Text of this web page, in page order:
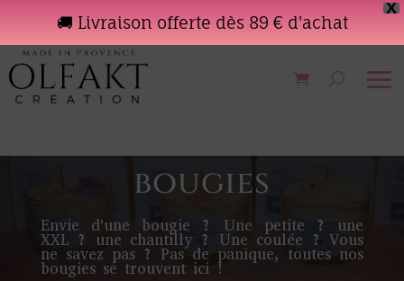
X
🚚 Livraison offerte dès 89 € d'achat
bougies
Envie d'une bougie ? Une petite ? une
XXL ? une chantilly ? Une coulée ? Vous
ne savez pas ? Pas de panique, toutes nos
bougies se trouvent ici !